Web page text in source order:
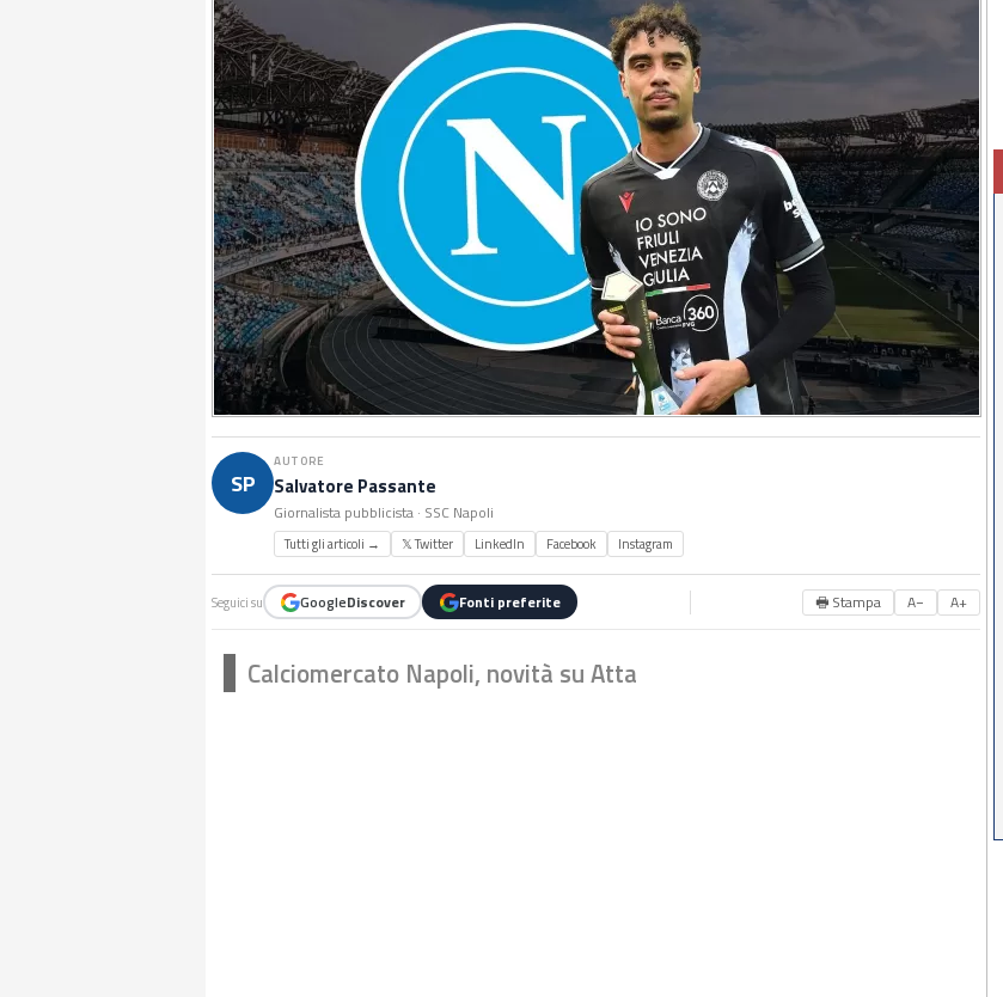
SP
AUTORE
Salvatore Passante
Giornalista pubblicista · SSC Napoli
Tutti gli articoli → 𝕏 Twitter LinkedIn Facebook Instagram
Seguici su GoogleDiscover Fonti preferite 🖶 Stampa A− A+
Calciomercato Napoli, novità su Atta